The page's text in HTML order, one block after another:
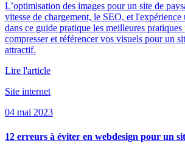
L’optimisation des images pour un site de
vitesse de chargement, le SEO, et
dans ce guide pratique les meilleures
compresser et référencer vos visuels pour un
attractif.
Lire l'article
Site internet
04 mai 2023
12 erreurs à éviter en webdesign pour un